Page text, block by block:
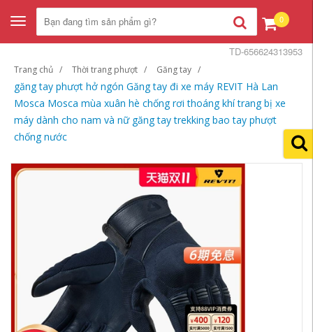
Toggle
navigation
0
Trang chủ Thời trang phượt Găng tay
găng tay phượt hở ngón Găng tay đi xe máy REVIT Hà Lan
Mosca Mosca mùa xuân hè chống rơi thoáng khí trang bị xe
máy dành cho nam và nữ găng tay trekking bao tay phượt
chống nước
TD-656624313953